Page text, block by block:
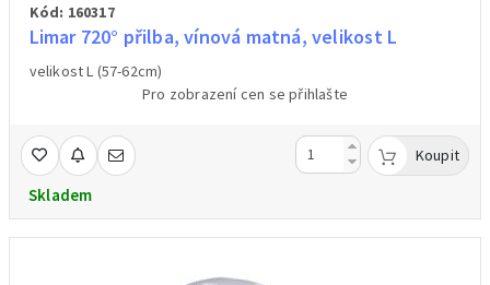
Kód: 160317
Limar 720° přilba, vínová matná, velikost L
velikost L (57-62cm)
Pro zobrazení cen se přihlašte
Skladem
Koupit